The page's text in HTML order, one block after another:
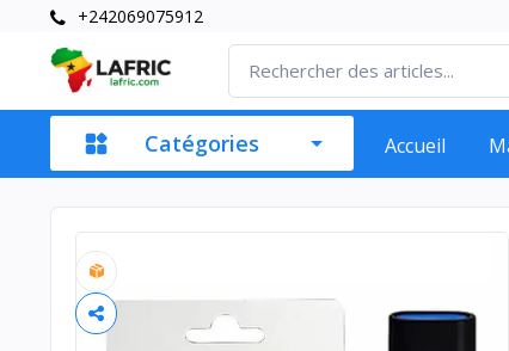
+242069075912
Catégories Accueil